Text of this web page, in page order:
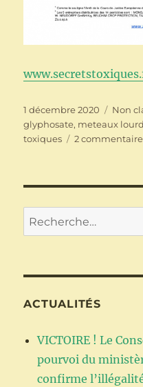
Publié
le
1 décembre 2020 Non
glyphosate, meteaux
toxiques
2
Recherche
pour :
ACTUALITÉS
VICTOIRE ! Le
pourvoi du
confirme